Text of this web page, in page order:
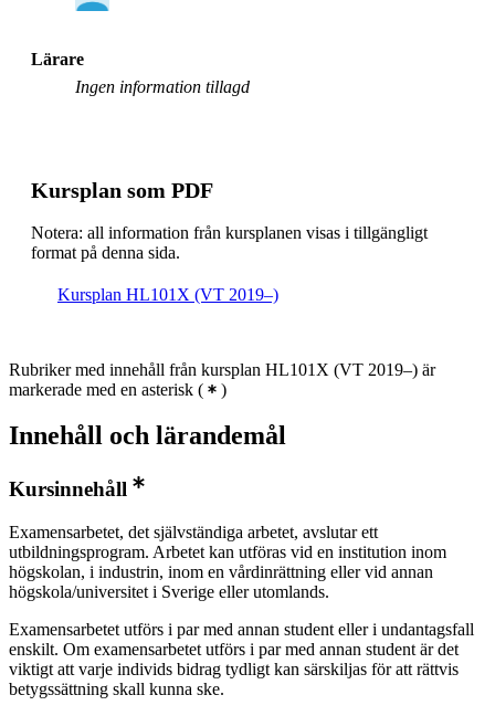
Lärare
Ingen information tillagd
Kursplan som PDF
Notera: all information från kursplanen visas i tillgängligt
format på denna sida.
Kursplan HL101X (VT 2019–)
Rubriker med innehåll från kursplan HL101X (VT 2019–) är
markerade med en asterisk ( )
Innehåll och lärandemål
Kursinnehåll
Examensarbetet, det självständiga arbetet, avslutar ett
utbildningsprogram. Arbetet kan utföras vid en institution inom
högskolan, i industrin, inom en vårdinrättning eller vid annan
högskola/universitet i Sverige eller utomlands.
Examensarbetet utförs i par med annan student eller i undantagsfall
enskilt. Om examensarbetet utförs i par med annan student är det
viktigt att varje individs bidrag tydligt kan särskiljas för att rättvis
betygssättning skall kunna ske.